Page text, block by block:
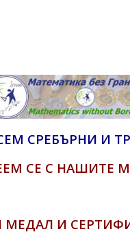
СРЕБЪРНИ И
СЕ С НАШИТЕ
МЕДАЛ И